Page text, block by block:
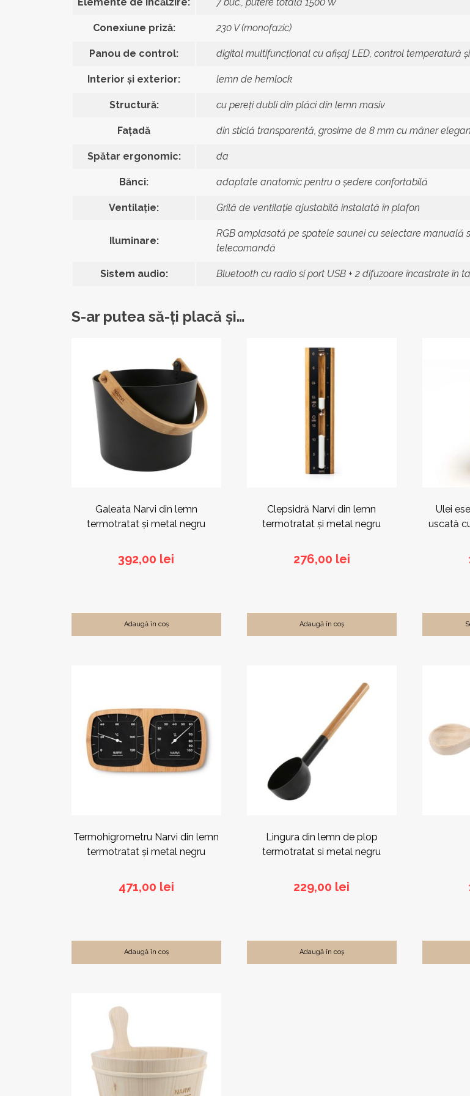
Conexiune priză: 230 V (monofazic)
Panou de control: digital multifuncțional cu afișaj LED, control temperatură
Interior și exterior: lemn de hemlock
Structură: cu pereți dubli din plăci din lemn masiv
Fațadă din sticlă transparentă, grosime de 8 mm cu mâner
Spătar ergonomic: da
Bănci: adaptate anatomic pentru o ședere confortabilă
Ventilație: Grilă de ventilație ajustabilă instalată în plafon
Iluminare:
RGB amplasată pe spatele saunei cu selectare
telecomandă
Sistem audio: Bluetooth cu radio si port USB + 2 difuzoare încastrate în
S-ar putea să-ți placă și…
Galeata Narvi din lemn
termotratat și metal negru
392,00 lei
Adaugă în coș
Clepsidră Narvi din lemn
termotratat și metal negru
276,00 lei
Adaugă în coș
Ulei
uscată
Termohigrometru Narvi din lemn
termotratat și metal negru
471,00 lei
Adaugă în coș
Lingura din lemn de plop
termotratat si metal negru
229,00 lei
Adaugă în coș